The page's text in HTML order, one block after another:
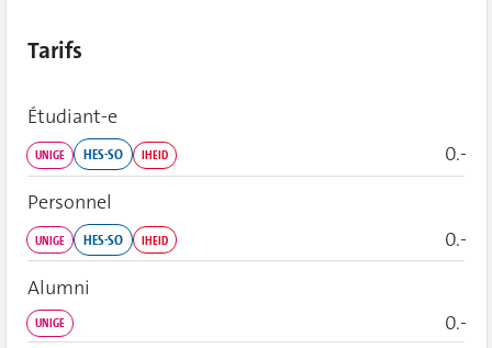
Tarifs
Étudiant‑e
UNIGE HES-SO IHEID
0.-
Personnel
UNIGE HES-SO IHEID
0.-
Alumni
UNIGE
0.-